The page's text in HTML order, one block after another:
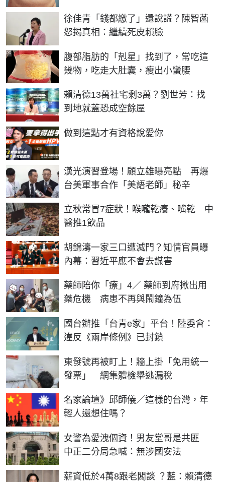
徐佳青「錢都繳了」還說謊？陳智菡
怒揭真相：繼續死皮賴臉
腹部脂肪的「剋星」找到了，常吃這
幾物，吃走大肚囊，瘦出小蠻腰
PR
賴清德13萬社宅剩3萬？劉世芳：找
到地就蓋恐成空餘屋
做到這點才有資格說愛你
PR
漢光演習登場！顧立雄曝亮點 再爆
台美軍事合作「美語老師」秘辛
立秋常冒7症狀！喉嚨乾癢、嘴乾 中
醫推1飲品
胡錦濤一家三口遭滅門？知情官員曝
內幕：習近平應不會去謀害
藥師陪你「療」4／ 藥師到府揪出用
藥危機 病患不再與鬧鐘為伍
國台辦推「台青e家」平台！陸委會：
違反《兩岸條例》已封鎖
東發號再被盯上！牆上掛「免用統一
發票」 網集體檢舉逃漏稅
名家論壇》邱師儀／這樣的台灣，年
輕人還想住嗎？
女警為愛洩個資！男友堂哥是共匪
中正二分局急喊：無涉國安法
薪資低於4萬8跟老闆談 ？藍：賴清德